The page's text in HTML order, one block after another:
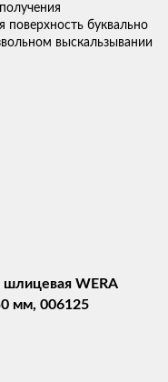
поверхность буквально
выскальзывании
шлицевая WERA
мм, 006125